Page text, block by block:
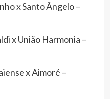
x Santo Ângelo –
x União Harmonia –
x Aimoré –